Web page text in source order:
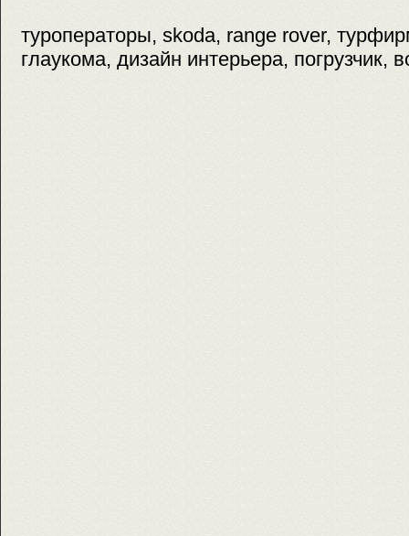
туроператоры, skoda, range rover,
глаукома, дизайн интерьера, погрузчик,